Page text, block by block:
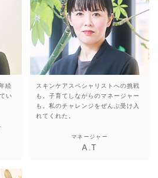
続
い
スキンケアスペシャリストへの挑戦
も。 子育てしながらのマネージャー
も。 私のチャレンジをぜんぶ受け入
れてくれた。
マネージャー
A.T